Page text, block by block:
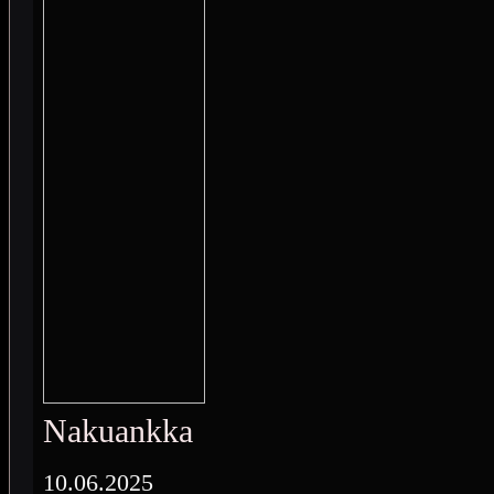
Nakuankka
10.06.2025